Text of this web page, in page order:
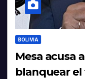
BOLIVIA
Mesa acusa
blanquear el